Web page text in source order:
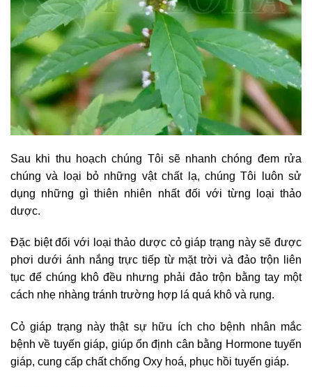
Sau khi thu hoạch chúng Tôi sẽ nhanh chóng đem rửa
chúng và loại bỏ những vật chất lạ, chúng Tôi luôn sử
dụng những gì thiên nhiên nhất đối với từng loại thảo
dược.
Đặc biệt đối với loại thảo dược cỏ giáp trạng này sẽ được
phơi dưới ánh nắng trực tiếp từ mặt trời và đảo trộn liên
tục để chúng khô đều nhưng phải đảo trộn bằng tay một
cách nhẹ nhàng tránh trường hợp lá quá khô và rụng.
Cỏ giáp trạng này thật sự hữu ích cho bệnh nhân mắc
bệnh về tuyến giáp, giúp ổn định cân bằng Hormone tuyến
giáp, cung cấp chất chống Oxy hoá, phục hồi tuyến giáp.